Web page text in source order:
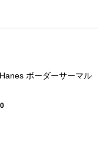
ボーダーサーマル